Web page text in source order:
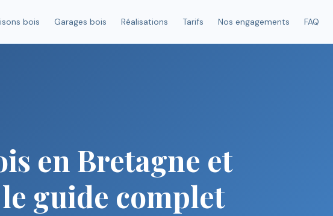
bois Garages bois Réalisations Tarifs Nos engagements FAQ
en Bretagne et
guide complet